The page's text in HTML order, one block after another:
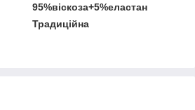
95%віскоза+5%еластан
Традиційна